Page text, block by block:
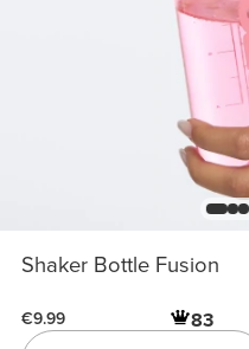
Shaker Bottle Fusion
€9.99 83